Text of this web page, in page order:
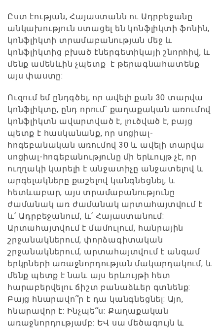
Ըստ էության, Հայաստանն ու Ադրբեջանը
անկախություն ստացել են կոնֆլիկտի ֆոնին,
կոնֆլիկտի տրամաբանության մեջ և
կոնֆլիկտից բխած էներգետիկայի շնորհիվ, և
մենք ամենևին չպետք է թերագնահատենք
այս փաստը:
Ուզում եմ ընդգծել, որ ավելի քան 30 տարվա
կոնֆլիկտը, ընդ որում՝ քաղաքական առումով
կոնֆլիկտն ավարտված է, լուծված է, բայց
պետք է հասկանանք, որ սոցիալ-
հոգեբանական առումով 30 և ավելի տարվա
սոցիալ-հոգեբանությունը մի երևույթ չէ, որ
ուղղակի կարելի է անջատիչը անջատելով և
արգելակները քաշելով կանգնեցնել, և
հետևաբար, այս տրամաբանությունը
ժամանակ առ ժամանակ արտահայտվում է
և՛ Ադրբեջանում, և՛ Հայաստանում:
Արտահայտվում է մամուլում, հանրային
շրջանակներում, փորձագիտական
շրջանակներում, արտահայտվում է անգամ
երկրների առաջնորդության մակարդակում, և
մենք պետք է նաև այս երևույթի հետ
հարաբերվելու ճիշտ բանաձևեր գտնենք:
Բայց հնարավո՞ր է դա կանգնեցնել: Այո,
հնարավոր է: Ինչպե՞ս: Քաղաքական
առաջնորդությամբ: ԵՎ սա մեծագույն և